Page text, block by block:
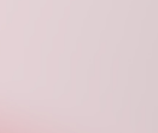
遷